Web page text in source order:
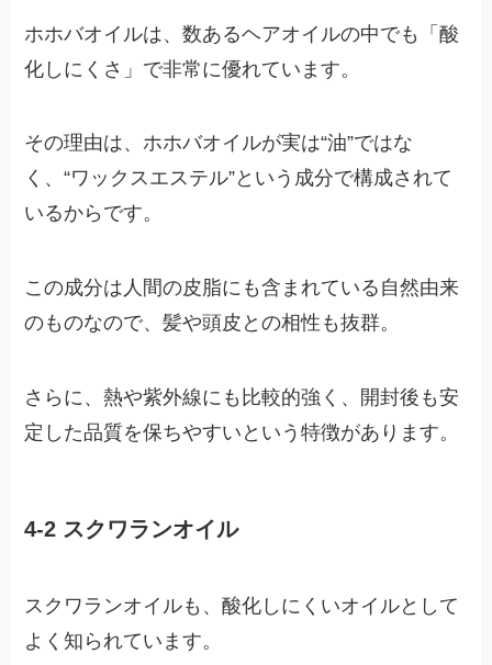
ホホバオイルは、数あるヘアオイルの中でも「酸
化しにくさ」で非常に優れています。
その理由は、ホホバオイルが実は“油”ではな
く、“ワックスエステル”という成分で構成されて
いるからです。
この成分は人間の皮脂にも含まれている自然由来
のものなので、髪や頭皮との相性も抜群。
さらに、熱や紫外線にも比較的強く、開封後も安
定した品質を保ちやすいという特徴があります。
4-2 スクワランオイル
スクワランオイルも、酸化しにくいオイルとして
よく知られています。